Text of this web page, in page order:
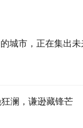
城市，正在集出
澜，谦逊藏锋芒